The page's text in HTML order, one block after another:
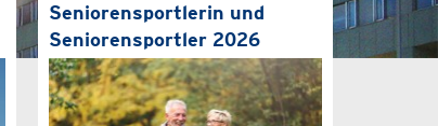
Seniorensportlerin und
Seniorensportler 2026